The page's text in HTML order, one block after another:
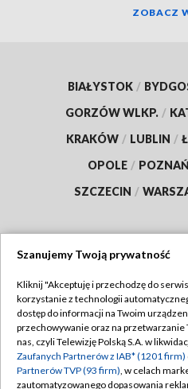
ZOBACZ
BIAŁYSTOK /
GORZÓW WLKP. /
KRAKÓW / LUBLIN /
OPOLE / POZNAŃ
SZCZECIN /
Abonament TVP
Emisja w TVP
Centrum informacji TVP
Polityka
Moje
Szanujemy Twoją prywatność
Kliknij "Akceptuję i przechodzę do
korzystanie z technologii
dostęp do informacji na Twoim
przechowywanie oraz na przetwarzanie
nas, czyli Telewizję Polską S.A. w
Zaufanych Partnerów z IAB* (1201 firm)
Partnerów TVP (93 firm), w celach
zautomatyzowanego dopasowania